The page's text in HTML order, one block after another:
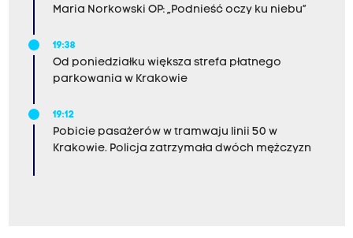
Maria Norkowski OP: „Podnieść oczy ku niebu”
19:38
Od poniedziałku większa strefa płatnego
parkowania w Krakowie
19:12
Pobicie pasażerów w tramwaju linii 50 w
Krakowie. Policja zatrzymała dwóch mężczyzn